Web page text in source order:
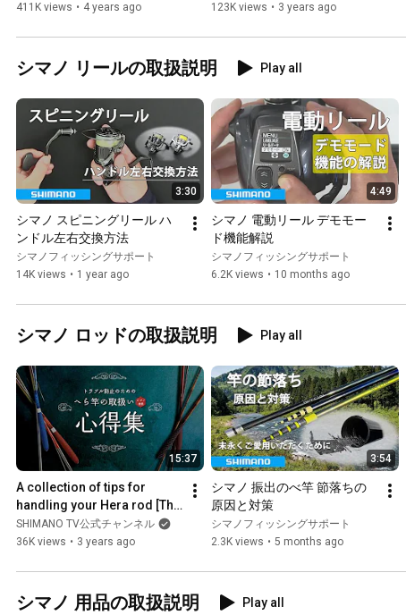
411K views • 4 years ago
123K views • 3 years ago
シマノ リールの取扱説明 Play all
3:30
シマノ スピニングリール ハ
ンドル左右交換方法
シマノフィッシングサポート
14K views • 1 year ago
4:49
シマノ 電動リール デモモー
ド機能解説
シマノフィッシングサポート
6.2K views • 10 months ago
シマノ ロッドの取扱説明 Play all
15:37
A collection of tips for
handling your Hera rod [The
secret to avoiding trouble
and enjoying your...
SHIMANO TV公式チャンネル
36K views • 3 years ago
3:54
シマノ 振出のべ竿 節落ちの
原因と対策
シマノフィッシングサポート
2.3K views • 5 months ago
シマノ 用品の取扱説明 Play all